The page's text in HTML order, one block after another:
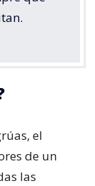
el
de un
las